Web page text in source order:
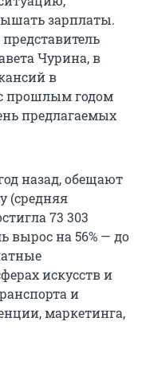
зарплаты.
Чурина, в
в
прошлым годом
предлагаемых
назад, обещают
(средняя
73 303
вырос на 56% — до
искусств и
и
маркетинга,